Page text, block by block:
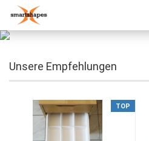
Unsere Empfehlungen
TOP